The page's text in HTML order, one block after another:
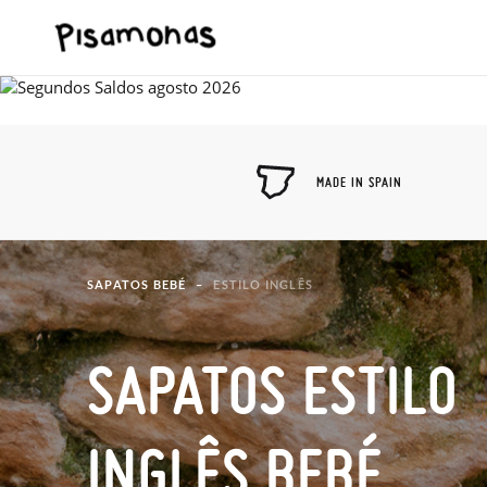
MADE IN SPAIN
SAPATOS BEBÉ ESTILO INGLÊS
SAPATOS ESTILO